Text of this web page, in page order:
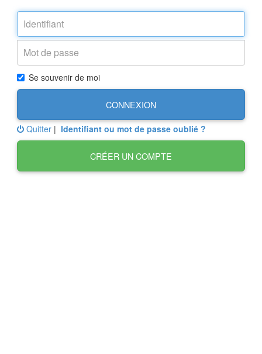
Se souvenir de moi
CONNEXION
Quitter | Identifiant ou mot de passe oublié ?
CRÉER UN COMPTE